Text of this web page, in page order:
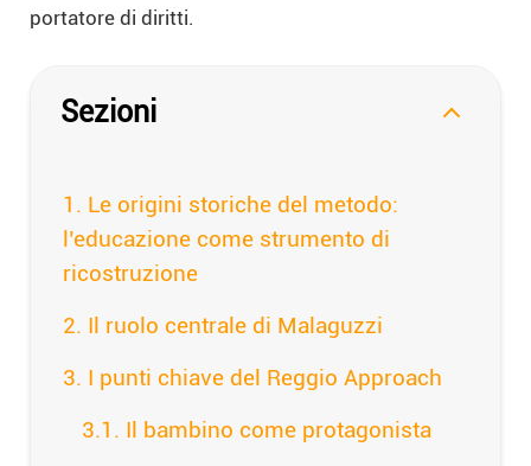
portatore di diritti.
Sezioni
Le origini storiche del metodo:
l’educazione come strumento di
ricostruzione
Il ruolo centrale di Malaguzzi
I punti chiave del Reggio Approach
Il bambino come protagonista